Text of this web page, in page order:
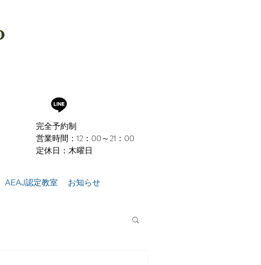
完全予約制
営業時間：12：00～21：00
定休日：木曜日​
AEAJ認定教室 お知らせ